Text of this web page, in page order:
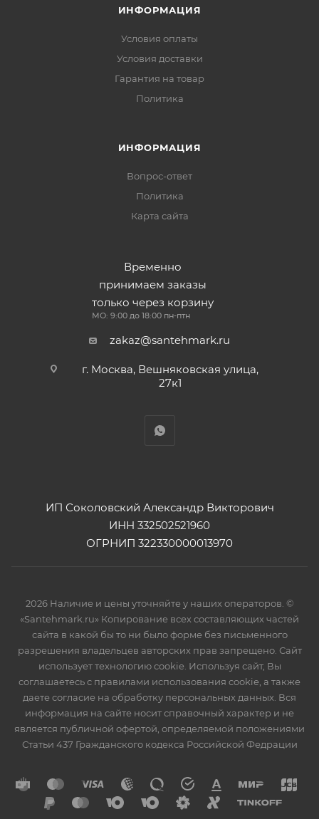
ИНФОРМАЦИЯ
Условия оплаты
Условия доставки
Гарантия на товар
Политика
ИНФОРМАЦИЯ
Вопрос-ответ
Политика
Карта сайта
Временно
принимаем заказы
только через корзину
МО: 9:00 до 18:00 пн-птн
zakaz@santehmark.ru
г. Москва, Вешняковская улица,
27к1
ИП Соколовский Александр Викторович
ИНН 332502521960
ОГРНИП 322330000013970
2026 Наличие и цены уточняйте у наших операторов. ©
«Santehmark.ru» Копирование всех составляющих частей
сайта в какой бы то ни было форме без письменного
разрешения владельцев авторских прав запрещено. Сайт
использует технологию cookie. Используя сайт, Вы
соглашаетесь с правилами использования cookie, а также
даете согласие на обработку персональных данных. Вся
информация на сайте носит справочный характер и не
является публичной офертой, определяемой положениями
Статьи 437 Гражданского кодекса Российской Федрации